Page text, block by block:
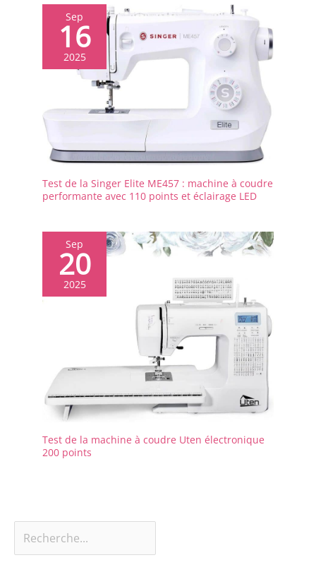
Sep
16
2025
Test de la Singer Elite ME457 : machine à coudre
performante avec 110 points et éclairage LED
Sep
20
2025
Test de la machine à coudre Uten électronique
200 points